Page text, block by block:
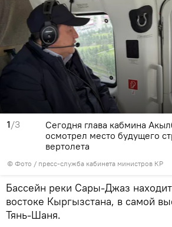
1/3
© Фото / пресс-служба кабинета министров КР
Сегодня глава кабмина
осмотрел место будущего
вертолета
Бассейн реки Сары-Джаз
востоке Кыргызстана, в самой
Тянь-Шаня.